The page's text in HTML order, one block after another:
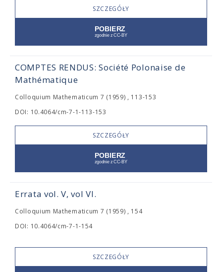
SZCZEGÓŁY
COMPTES RENDUS: Société Polonaise de
Mathématique
Colloquium Mathematicum 7 (1959) , 113-153
DOI: 10.4064/cm-7-1-113-153
SZCZEGÓŁY
Errata vol. V, vol VI.
Colloquium Mathematicum 7 (1959) , 154
DOI: 10.4064/cm-7-1-154
SZCZEGÓŁY